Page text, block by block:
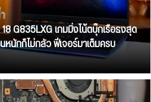
G835LXG เกมมิ่งโน้ตบุ๊กเรือธงสุด
นักก็ไม่กลัว ฟีเจอร์มาเต็มครบ